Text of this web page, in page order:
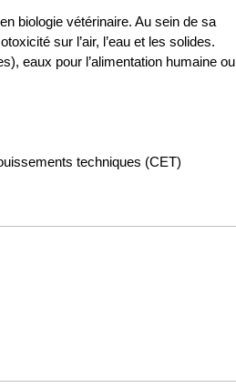
biologie vétérinaire. Au sein de sa
sur l’air, l’eau et les solides.
eaux pour l’alimentation humaine ou
techniques (CET)